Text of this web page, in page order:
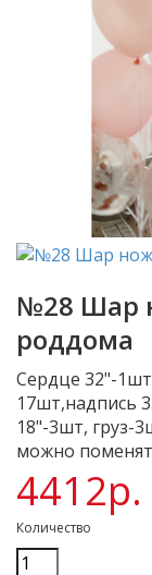
№28 Шар
роддома
Сердце 32"-
17шт,надпись
18"-3шт, груз-
можно
4412р.
Количество